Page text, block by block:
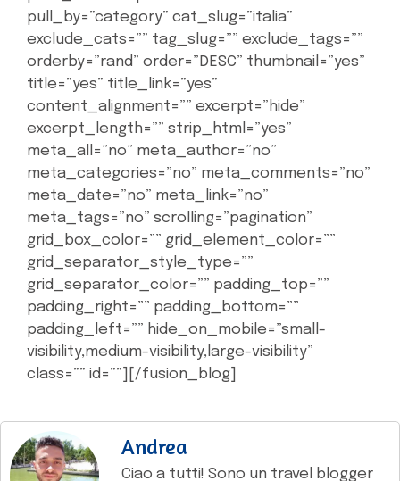
pull_by=”category” cat_slug=”italia”
exclude_cats=”” tag_slug=”” exclude_tags=””
orderby=”rand” order=”DESC” thumbnail=”yes”
title=”yes” title_link=”yes”
content_alignment=”” excerpt=”hide”
excerpt_length=”” strip_html=”yes”
meta_all=”no” meta_author=”no”
meta_categories=”no” meta_comments=”no”
meta_date=”no” meta_link=”no”
meta_tags=”no” scrolling=”pagination”
grid_box_color=”” grid_element_color=””
grid_separator_style_type=””
grid_separator_color=”” padding_top=””
padding_right=”” padding_bottom=””
padding_left=”” hide_on_mobile=”small-
visibility,medium-visibility,large-visibility”
class=”” id=””][/fusion_blog]
Andrea
Ciao a tutti! Sono un travel blogger